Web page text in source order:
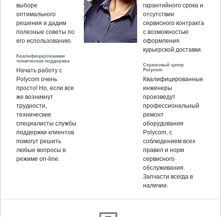
выборе
оптимального
решения и дадим
полезные советы по
его использованию.
Квалифицированная
техническая поддержка
Начать работу с
Polycom очень
просто! Но, если все
же возникнут
трудности,
технические
специалисты службы
поддержки клиентов
помогут решить
любые вопросы в
режиме on-line.
гарантийного срока и
отсутствии
сервисного контракта
с возможностью
оформления
курьерской доставки.
Сервисный центр
Polycom
Квалифицированные
инженеры
произведут
профессиональный
ремонт
оборудования
Polycom, c
соблюдением всех
правил и норм
сервисного
обслуживания.
Запчасти всегда в
наличии.